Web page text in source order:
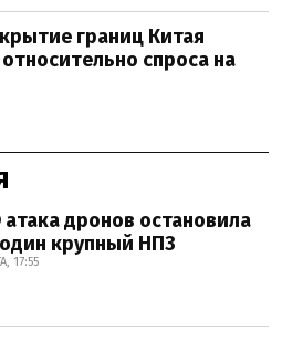
границ Китая
спроса на
дронов остановила
крупный НПЗ
17:55